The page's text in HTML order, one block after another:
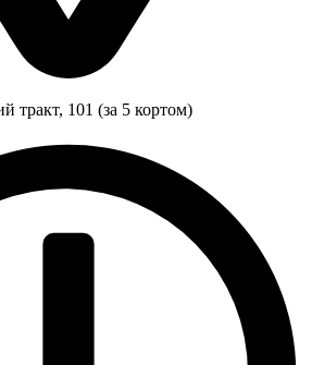
тракт, 101 (за 5 кортом)